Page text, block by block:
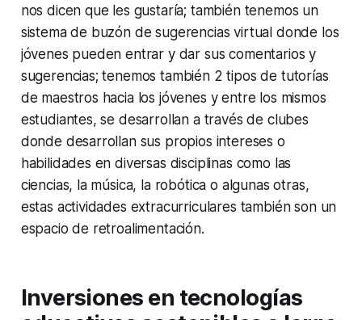
nos dicen que les gustaría; también tenemos un
sistema de buzón de sugerencias virtual donde los
jóvenes pueden entrar y dar sus comentarios y
sugerencias; tenemos también 2 tipos de tutorías
de maestros hacia los jóvenes y entre los mismos
estudiantes, se desarrollan a través de clubes
donde desarrollan sus propios intereses o
habilidades en diversas disciplinas como las
ciencias, la música, la robótica o algunas otras,
estas actividades extracurriculares también son un
espacio de retroalimentación.
Inversiones en tecnologías